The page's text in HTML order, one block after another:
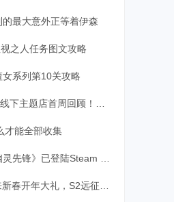
最大意外正等着伊森
之人任务图文攻略
系列第10关攻略
才能全部收集